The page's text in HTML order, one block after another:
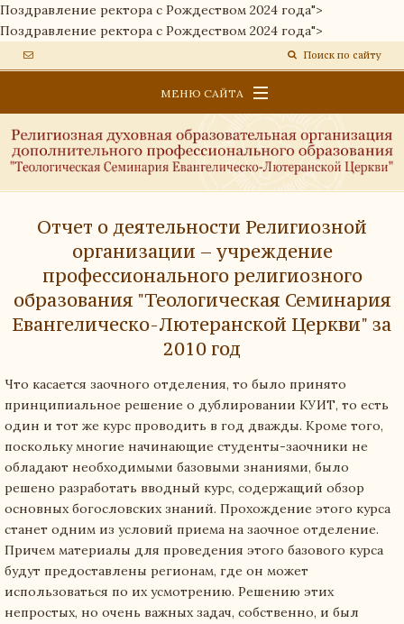
Поздравление ректора с Рождеством 2024 года">
Поздравление ректора с Рождеством 2024 года">
Поиск по сайту
МЕНЮ САЙТА
ОБРАЗОВАТЕЛЬНАЯ ПЛАТФОРМА
СВЕДЕНИЯ ОБ ОБРАЗОВАТЕЛЬНОЙ ОРГАНИЗАЦИИ
НОВОСТИ
Отчет о деятельности Религиозной
организации – учреждение
профессионального религиозного
образования "Теологическая Семинария
Евангелическо-Лютеранской Церкви" за
2010 год
Что касается заочного отделения, то было принято
принципиальное решение о дублировании КУИТ, то есть
один и тот же курс проводить в год дважды. Кроме того,
поскольку многие начинающие студенты-заочники не
обладают необходимыми базовыми знаниями, было
решено разработать вводный курс, содержащий обзор
основных богословских знаний. Прохождение этого курса
станет одним из условий приема на заочное отделение.
Причем материалы для проведения этого базового курса
будут предоставлены регионам, где он может
использоваться по их усмотрению. Решению этих
непростых, но очень важных задач, собственно, и был